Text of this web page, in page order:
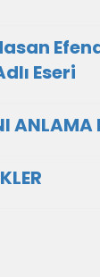
Eseri
ANLAMA